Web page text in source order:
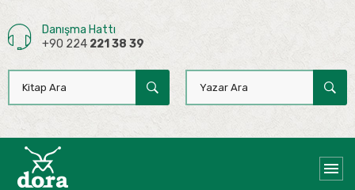
Danışma Hattı
+90 224 221 38 39